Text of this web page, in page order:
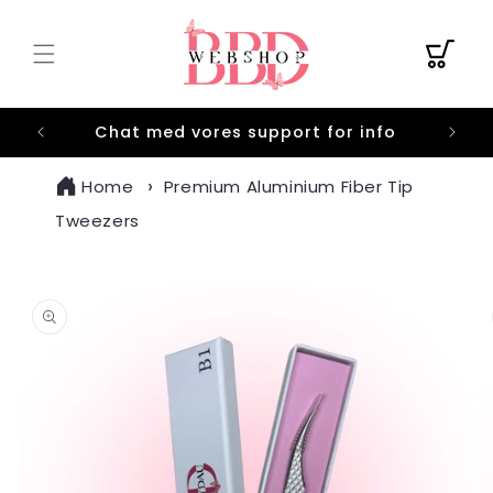
Indkøbskurv
Chat med vores support for info
Home
Premium Aluminium Fiber Tip
Tweezers